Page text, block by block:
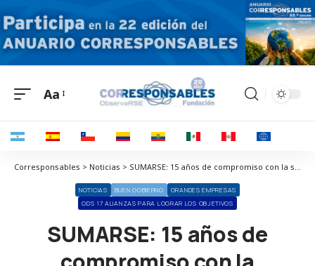
Aa
Corresponsables > Noticias > SUMARSE: 15 años de compromiso con la sostenibilidad
NOTICIAS BUEN GOBIERNO
GRANDES EMPRESAS
ODS 17 ALIANZAS PARA LOGRAR LOS OBJETIVOS
SUMARSE: 15 años de